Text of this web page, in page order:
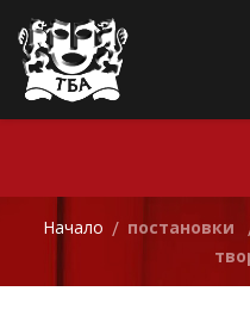
Начало / постановки